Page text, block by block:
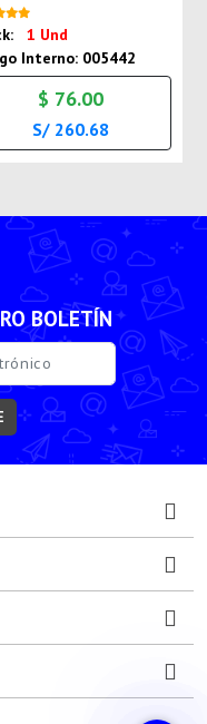
1 Und
Interno: 005442
$ 76.00
S/ 260.68
BOLETÍN